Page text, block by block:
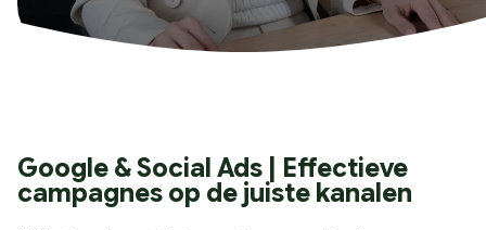
Historie
Wat wij doen
Koers bepalen
Marketing Strategie
Google & Social Ads | Effectieve
campagnes op de juiste kanalen